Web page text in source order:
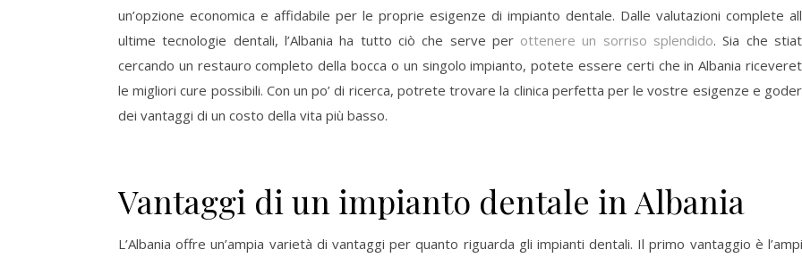
un’opzione economica e affidabile per le proprie esigenze di impianto dentale. Dalle valutazioni complete
ultime tecnologie dentali, l’Albania ha tutto ciò che serve per ottenere un sorriso splendido. Sia che
cercando un restauro completo della bocca o un singolo impianto, potete essere certi che in Albania
le migliori cure possibili. Con un po’ di ricerca, potrete trovare la clinica perfetta per le vostre esigenze e
dei vantaggi di un costo della vita più basso.
Vantaggi di un impianto dentale in Albania
L’Albania offre un’ampia varietà di vantaggi per quanto riguarda gli impianti dentali. Il primo vantaggio è